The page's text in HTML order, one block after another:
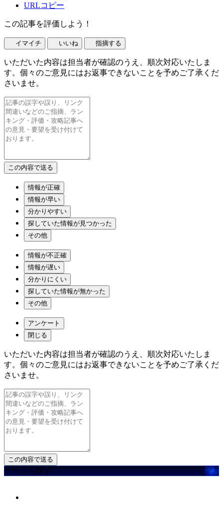
URLコピー
この記事を評価しよう！
イマイチ いいね 指摘する
いただいた内容は担当者が確認のうえ、順次対応いたしま
す。個々のご意見にはお返事できないことを予めご了承くだ
さいませ。
情報が正確
情報が早い
分かりやすい
探していた情報が見つかった
その他
情報が不正確
情報が遅い
分かりにくい
探していた情報が無かった
その他
アンケート
閉じる
いただいた内容は担当者が確認のうえ、順次対応いたしま
す。個々のご意見にはお返事できないことを予めご了承くだ
さいませ。
ゲームを探す